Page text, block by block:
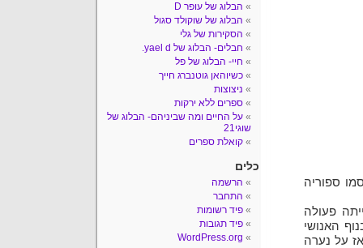
15, כאשר התפרסמו ספוריה
פעולה
האנושי
על נערה
הבלוג של עופר D
הבלוג של שוקולד סגול
הסקירות של גלי
חבלים- הבלוג של yael d.
חיי- הבלוג של פל
כשיוהאן גוטנברג חייך
ניצוצות
ספרים ללא ירקות
על החיים ומה שביניהם- הבלוג של
שוגי21
קואלת ספרים
כלים
הרשמה
התחבר
פיד רשומות
פיד תגובות
WordPress.org